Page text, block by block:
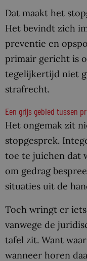
Dat maakt het
Het bevindt zich
preventie en
primair gericht is
tegelijkertijd niet
strafrecht.
Een grijs gebied tussen
Het ongemak zit
stopgesprek.
toe te juichen dat
om gedrag
situaties uit de
Toch wringt er
vanwege de
tafel zit. Want
wanneer horen